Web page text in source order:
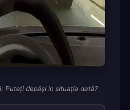
Puteţi depăşi în situaţia dată?